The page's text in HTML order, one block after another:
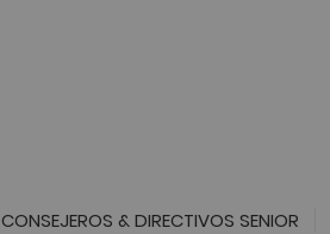
CONSEJEROS & DIRECTIVOS SENIOR